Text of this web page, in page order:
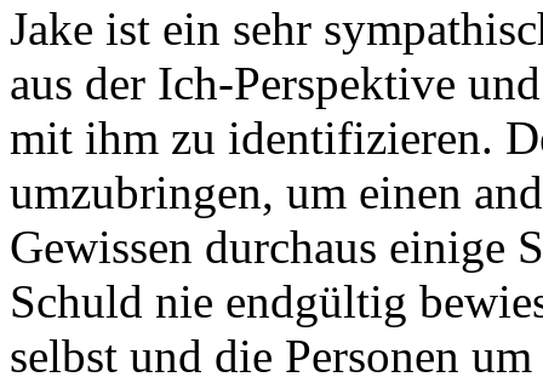
Jake ist ein sehr
aus der Ich-Perspektive
mit ihm zu identifizieren.
umzubringen, um einen
Gewissen durchaus einige
Schuld nie endgültig
selbst und die Personen